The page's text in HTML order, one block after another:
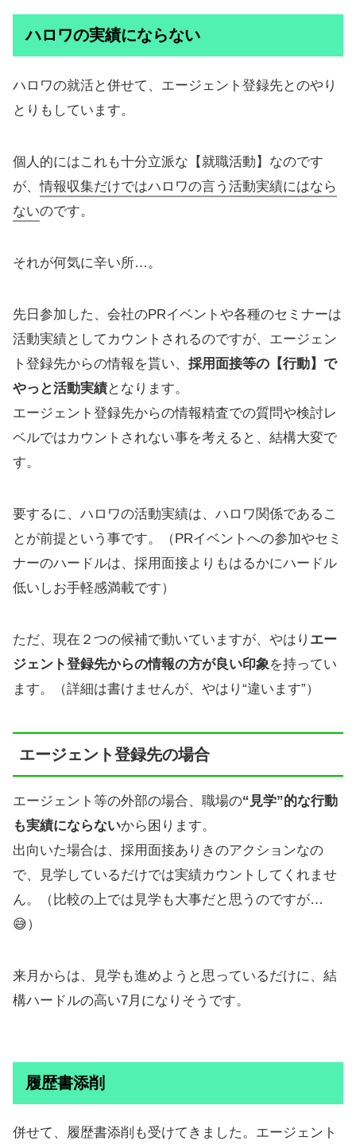
ハロワの実績にならない
ハロワの就活と併せて、エージェント登録先とのやり
とりもしています。
個人的にはこれも十分立派な【就職活動】なのです
が、情報収集だけではハロワの言う活動実績にはなら
ないのです。
それが何気に辛い所…。
先日参加した、会社のPRイベントや各種のセミナーは
活動実績としてカウントされるのですが、エージェン
ト登録先からの情報を貰い、 採用面接等の【行動】で
やっと活動実績となります。
エージェント登録先からの情報精査での質問や検討レ
ベルではカウントされない事を考えると、結構大変で
す。
要するに、ハロワの活動実績は、ハロワ関係であるこ
とが前提という事です。（PRイベントへの参加やセミ
ナーのハードルは、採用面接よりもはるかにハードル
低いしお手軽感満載です）
ただ、現在２つの候補で動いていますが、やはり エー
ジェント登録先からの情報の方が良い印象 を持ってい
ます。（詳細は書けませんが、やはり“違います”）
エージェント登録先の場合
エージェント等の外部の場合、職場の“見学”的な行動
も実績にならないから困ります。
出向いた場合は、採用面接ありきのアクションなの
で、見学しているだけでは実績カウントしてくれませ
ん。（比較の上では見学も大事だと思うのですが…
😅）
来月からは、見学も進めようと思っているだけに、結
構ハードルの高い7月になりそうです。
履歴書添削
併せて、履歴書添削も受けてきました。エージェント